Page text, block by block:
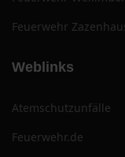
Feuerwehr
Weblinks
Atemschutzunfälle
Feuerwehr.de